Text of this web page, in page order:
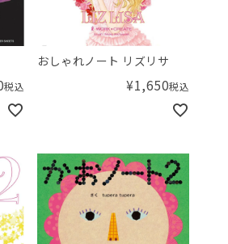
税込
おしゃれノート リズリサ
¥1,650税込